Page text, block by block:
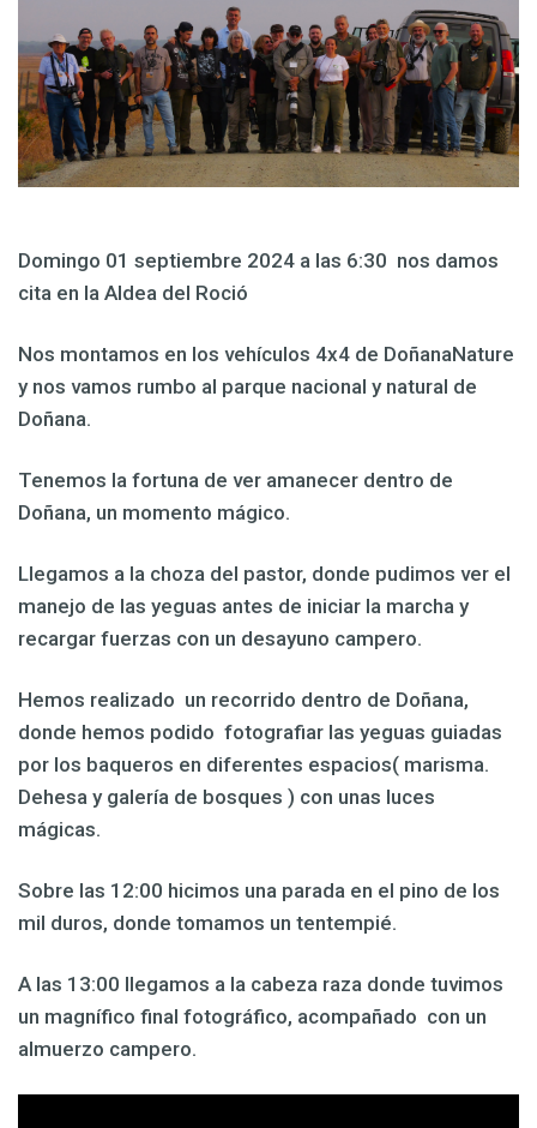
Domingo 01 septiembre 2024 a las 6:30 nos damos
cita en la Aldea del Roció
Nos montamos en los vehículos 4x4 de DoñanaNature
y nos vamos rumbo al parque nacional y natural de
Doñana.
Tenemos la fortuna de ver amanecer dentro de
Doñana, un momento mágico.
Llegamos a la choza del pastor, donde pudimos ver el
manejo de las yeguas antes de iniciar la marcha y
recargar fuerzas con un desayuno campero.
Hemos realizado un recorrido dentro de Doñana,
donde hemos podido fotografiar las yeguas guiadas
por los baqueros en diferentes espacios( marisma.
Dehesa y galería de bosques ) con unas luces
mágicas.
Sobre las 12:00 hicimos una parada en el pino de los
mil duros, donde tomamos un tentempié.
A las 13:00 llegamos a la cabeza raza donde tuvimos
un magnífico final fotográfico, acompañado con un
almuerzo campero.